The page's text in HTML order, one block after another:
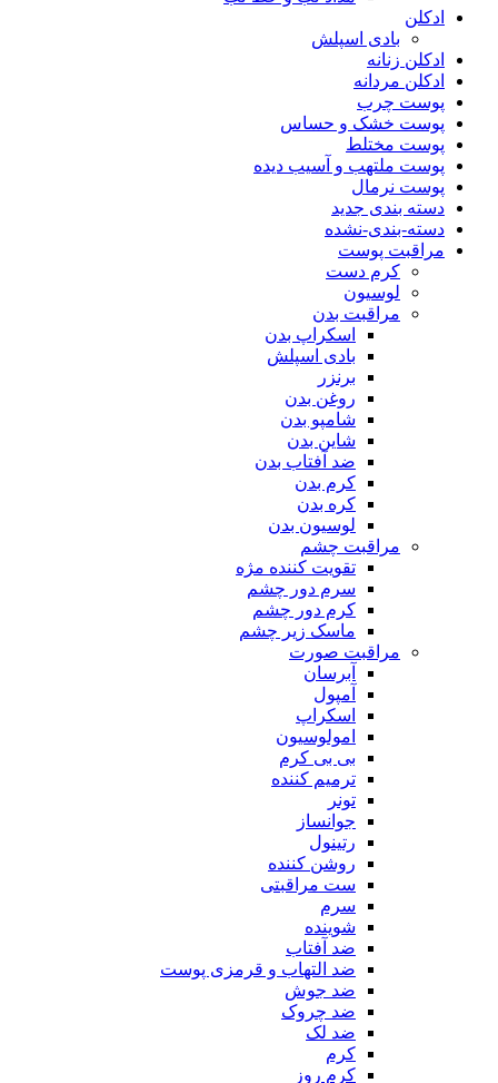
ادکلن
بادی اسپلش
ادکلن زنانه
ادکلن مردانه
پوست چرب
پوست خشک و حساس
پوست مختلط
پوست ملتهب و آسیب دیده
پوست نرمال
دسته بندی جدید
دسته-بندی-نشده
مراقبت پوست
کرم دست
لوسیون
مراقبت بدن
اسکراپ بدن
بادی اسپلش
برنزر
روغن بدن
شامپو بدن
شاین بدن
ضد آفتاب بدن
کرم بدن
کره بدن
لوسیون بدن
مراقبت چشم
تقویت کننده مژه
سرم دور چشم
کرم دور چشم
ماسک زیر چشم
مراقبت صورت
آبرسان
آمپول
اسکراپ
امولوسیون
بی بی کرم
ترمیم کننده
تونر
جوانساز
رتینول
روشن کننده
ست مراقبتی
سرم
شوینده
ضد آفتاب
ضد التهاب و قرمزی پوست
‌ضد جوش
ضد چروک
ضد لک
کرم
کرم روز